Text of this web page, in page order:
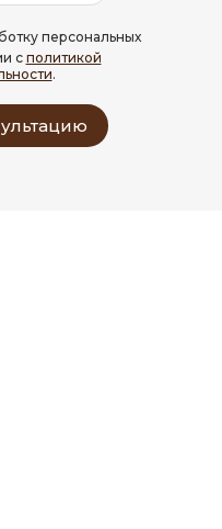
персональных
с политикой
.